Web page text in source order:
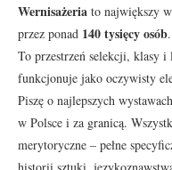
Wernisażeria to największy
przez ponad 140 tysięcy osób.
To przestrzeń selekcji, klasy
funkcjonuje jako oczywisty
Piszę o najlepszych
w Polsce i za granicą.
merytoryczne – pełne
historii sztuki,